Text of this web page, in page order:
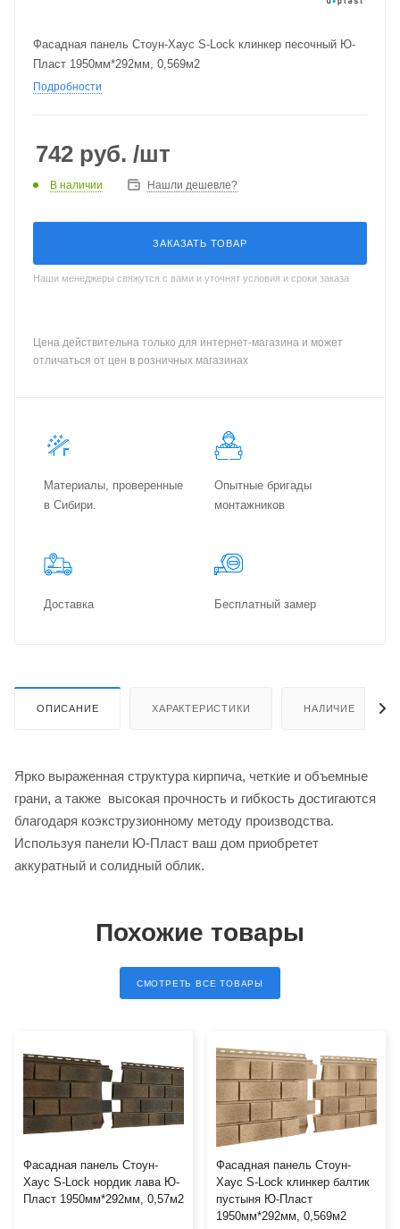
Фасадная панель Стоун-Хаус S-Lock клинкер песочный Ю-
Пласт 1950мм*292мм, 0,569м2
Подробности
742 руб. /шт
В наличии Нашли дешевле?
ЗАКАЗАТЬ ТОВАР
Наши менеджеры свяжутся с вами и уточнят условия и сроки заказа
Цена действительна только для интернет-магазина и может
отличаться от цен в розничных магазинах
Материалы, проверенные
в Сибири.
Опытные бригады
монтажников
Доставка Бес­плат­ный замер
ОПИСАНИЕ ХАРАКТЕРИСТИКИ НАЛИЧИЕ
Ярко выраженная структура кирпича, четкие и объемные
грани, а также высокая прочность и гибкость достигаются
благодаря коэкструзионному методу производства.
Используя панели Ю-Пласт ваш дом приобретет
аккуратный и солидный облик.
Похожие товары
СМОТРЕТЬ ВСЕ ТОВАРЫ
Фасадная панель Стоун-
Хаус S-Lock нордик лава Ю-
Пласт 1950мм*292мм, 0,57м2
Фасадная панель Стоун-
Хаус S-Lock клинкер балтик
пустыня Ю-Пласт
1950мм*292мм, 0,569м2